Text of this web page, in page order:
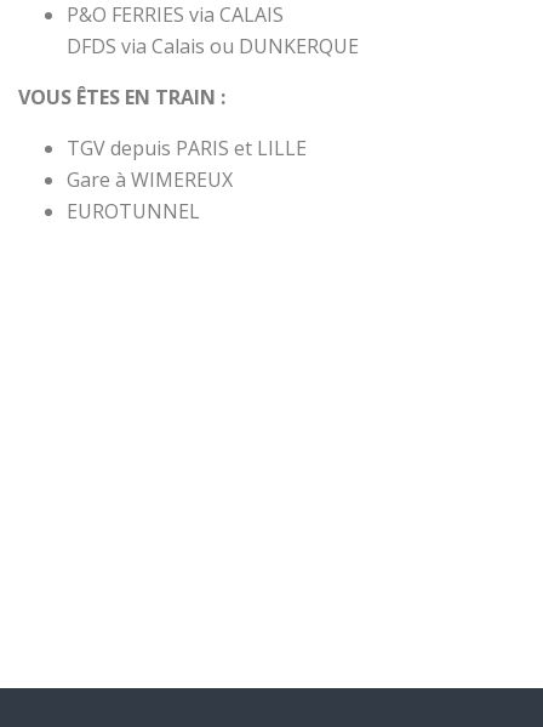
P&O FERRIES via CALAIS
DFDS via Calais ou DUNKERQUE
VOUS ÊTES EN TRAIN :
TGV depuis PARIS et LILLE
Gare à WIMEREUX
EUROTUNNEL